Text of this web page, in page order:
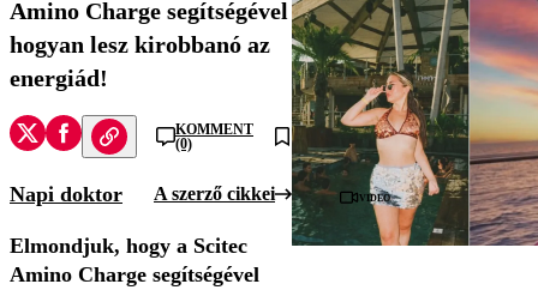
Amino Charge segítségével
hogyan lesz kirobbanó az
energiád!
KOMMENT
(0)
Napi doktor A szerző cikkei
Elmondjuk, hogy a Scitec
Amino Charge segítségével
Videó